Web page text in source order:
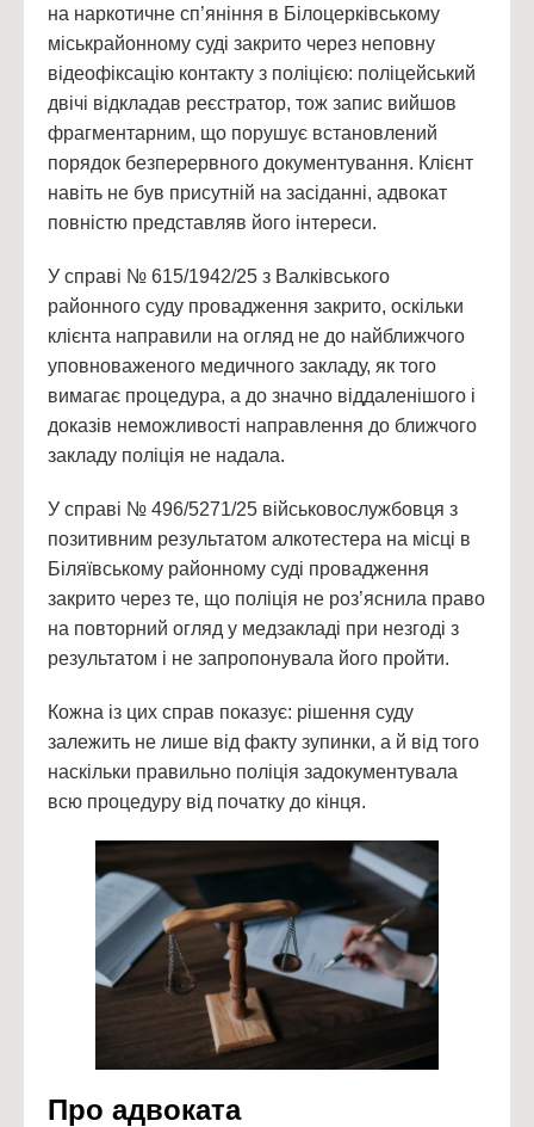
на наркотичне сп’яніння в Білоцерківському
міськрайонному суді закрито через неповну
відеофіксацію контакту з поліцією: поліцейський
двічі відкладав реєстратор, тож запис вийшов
фрагментарним, що порушує встановлений
порядок безперервного документування. Клієнт
навіть не був присутній на засіданні, адвокат
повністю представляв його інтереси.
У справі № 615/1942/25 з Валківського
районного суду провадження закрито, оскільки
клієнта направили на огляд не до найближчого
уповноваженого медичного закладу, як того
вимагає процедура, а до значно віддаленішого і
доказів неможливості направлення до ближчого
закладу поліція не надала.
У справі № 496/5271/25 військовослужбовця з
позитивним результатом алкотестера на місці в
Біляївському районному суді провадження
закрито через те, що поліція не роз’яснила право
на повторний огляд у медзакладі при незгоді з
результатом і не запропонувала його пройти.
Кожна із цих справ показує: рішення суду
залежить не лише від факту зупинки, а й від того
наскільки правильно поліція задокументувала
всю процедуру від початку до кінця.
Про адвоката